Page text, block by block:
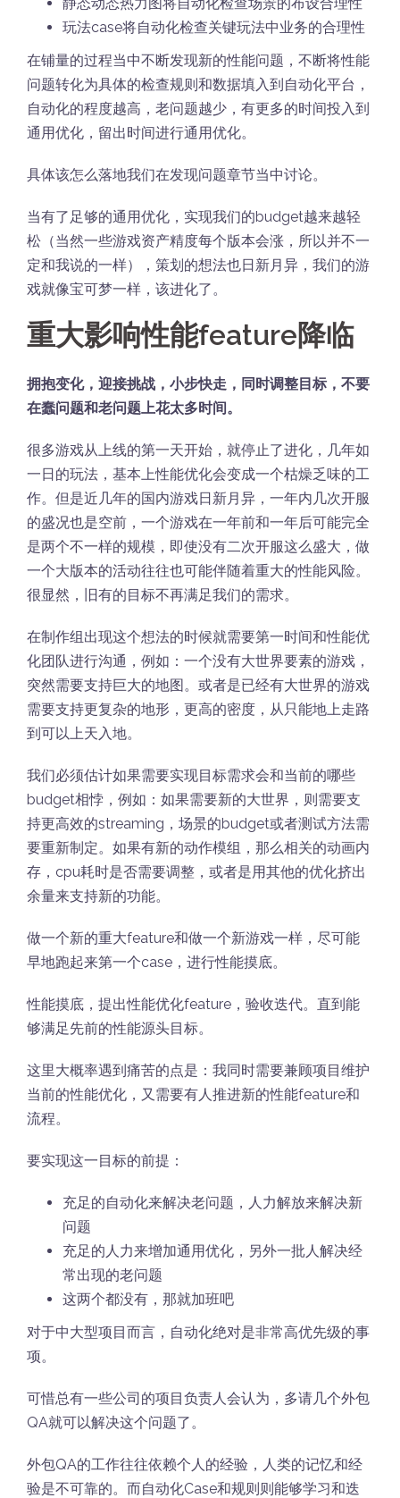
玩法case将自动化检查关键玩法中业务的合理性
在铺量的过程当中不断发现新的性能问题，不断将性能
问题转化为具体的检查规则和数据填入到自动化平台，
自动化的程度越高，老问题越少，有更多的时间投入到
通用优化，留出时间进行通用优化。
具体该怎么落地我们在发现问题章节当中讨论。
当有了足够的通用优化，实现我们的budget越来越轻
松（当然一些游戏资产精度每个版本会涨，所以并不一
定和我说的一样），策划的想法也日新月异，我们的游
戏就像宝可梦一样，该进化了。
重大影响性能feature降临
拥抱变化，迎接挑战，小步快走，同时调整目标，不要
在蠢问题和老问题上花太多时间。
很多游戏从上线的第一天开始，就停止了进化，几年如
一日的玩法，基本上性能优化会变成一个枯燥乏味的工
作。但是近几年的国内游戏日新月异，一年内几次开服
的盛况也是空前，一个游戏在一年前和一年后可能完全
是两个不一样的规模，即使没有二次开服这么盛大，做
一个大版本的活动往往也可能伴随着重大的性能风险。
很显然，旧有的目标不再满足我们的需求。
在制作组出现这个想法的时候就需要第一时间和性能优
化团队进行沟通，例如：一个没有大世界要素的游戏，
突然需要支持巨大的地图。或者是已经有大世界的游戏
需要支持更复杂的地形，更高的密度，从只能地上走路
到可以上天入地。
我们必须估计如果需要实现目标需求会和当前的哪些
budget相悖，例如：如果需要新的大世界，则需要支
持更高效的streaming，场景的budget或者测试方法需
要重新制定。如果有新的动作模组，那么相关的动画内
存，cpu耗时是否需要调整，或者是用其他的优化挤出
余量来支持新的功能。
做一个新的重大feature和做一个新游戏一样，尽可能
早地跑起来第一个case，进行性能摸底。
性能摸底，提出性能优化feature，验收迭代。直到能
够满足先前的性能源头目标。
这里大概率遇到痛苦的点是：我同时需要兼顾项目维护
当前的性能优化，又需要有人推进新的性能feature和
流程。
要实现这一目标的前提：
充足的自动化来解决老问题，人力解放来解决新
问题
充足的人力来增加通用优化，另外一批人解决经
常出现的老问题
这两个都没有，那就加班吧
对于中大型项目而言，自动化绝对是非常高优先级的事
项。
可惜总有一些公司的项目负责人会认为，多请几个外包
QA就可以解决这个问题了。
外包QA的工作往往依赖个人的经验，人类的记忆和经
验是不可靠的。而自动化Case和规则则能够学习和迭